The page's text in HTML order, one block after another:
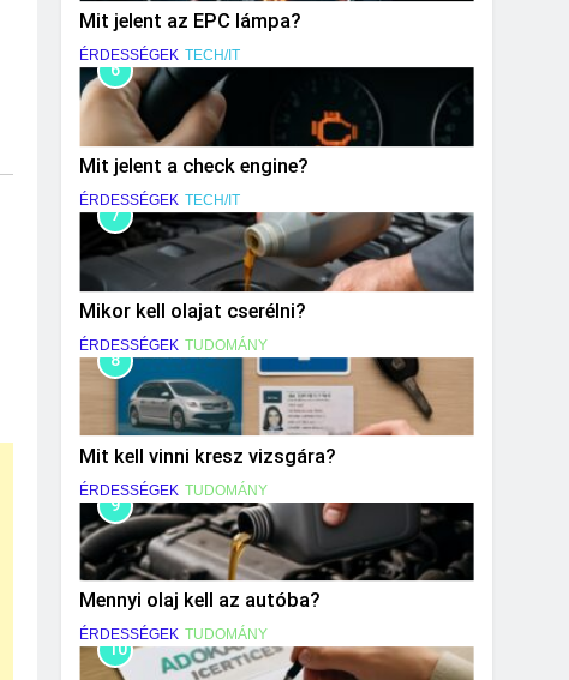
Mit jelent az EPC lámpa?
ÉRDESSÉGEK TECH/IT
6
Mit jelent a check engine?
ÉRDESSÉGEK TECH/IT
7
Mikor kell olajat cserélni?
ÉRDESSÉGEK TUDOMÁNY
8
Mit kell vinni kresz vizsgára?
ÉRDESSÉGEK TUDOMÁNY
9
Mennyi olaj kell az autóba?
ÉRDESSÉGEK TUDOMÁNY
10